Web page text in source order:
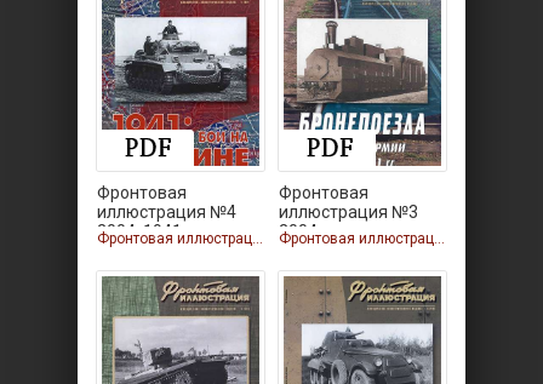
Фронтовая
иллюстрация №4
2004. 1941:
Фронтовая иллюстрация
Фронтовая
иллюстрация №3
2004.
Фронтовая иллюстрация